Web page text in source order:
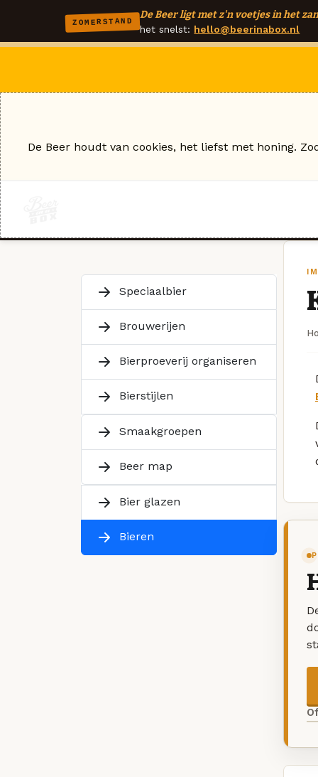
ZOMERSTAND
De Beer ligt met z'n voetjes in het
het snelst: hello@beerinabox.nl
Speciaalbier
Brouwerijen
Bierproeverij organiseren
Bierstijlen
Smaakgroepen
Beer map
Bier glazen
Bieren
De Beer houdt van cookies, het liefst met honing.